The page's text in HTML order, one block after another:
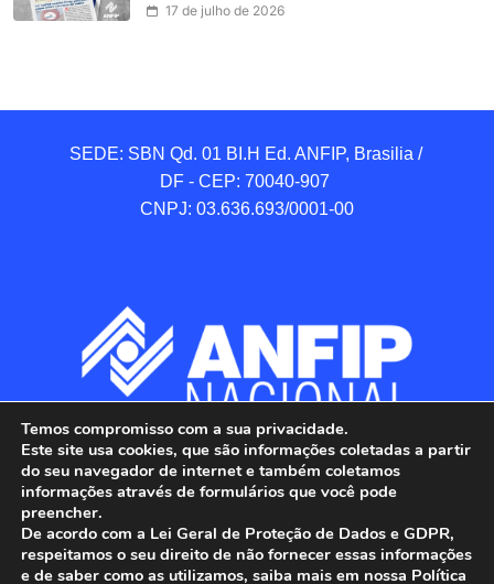
17 de julho de 2026
SEDE: SBN Qd. 01 BI.H Ed. ANFIP, Brasilia /
DF - CEP: 70040-907
CNPJ: 03.636.693/0001-00
Temos compromisso com a sua privacidade.
Este site usa cookies, que são informações coletadas a partir
do seu navegador de internet e também coletamos
informações através de formulários que você pode
preencher.
De acordo com a Lei Geral de Proteção de Dados e GDPR,
respeitamos o seu direito de não fornecer essas informações
e de saber como as utilizamos, saiba mais em nossa Política